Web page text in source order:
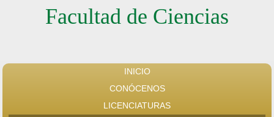
Facultad de Ciencias
INICIO
CONÓCENOS
LICENCIATURAS